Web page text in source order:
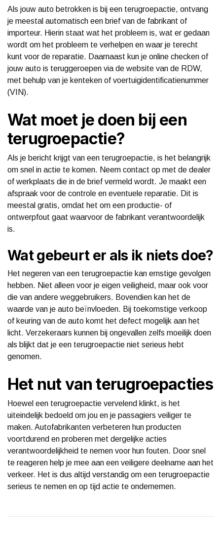
Als jouw auto betrokken is bij een terugroepactie, ontvang
je meestal automatisch een brief van de fabrikant of
importeur. Hierin staat wat het probleem is, wat er gedaan
wordt om het probleem te verhelpen en waar je terecht
kunt voor de reparatie. Daarnaast kun je online checken of
jouw auto is teruggeroepen via de website van de RDW,
met behulp van je kenteken of voertuigidentificatienummer
(VIN).
Wat moet je doen bij een
terugroepactie?
Als je bericht krijgt van een terugroepactie, is het belangrijk
om snel in actie te komen. Neem contact op met de dealer
of werkplaats die in de brief vermeld wordt. Je maakt een
afspraak voor de controle en eventuele reparatie. Dit is
meestal gratis, omdat het om een productie- of
ontwerpfout gaat waarvoor de fabrikant verantwoordelijk
is.
Wat gebeurt er als ik niets doe?
Het negeren van een terugroepactie kan ernstige gevolgen
hebben. Niet alleen voor je eigen veiligheid, maar ook voor
die van andere weggebruikers. Bovendien kan het de
waarde van je auto beïnvloeden. Bij toekomstige verkoop
of keuring van de auto komt het defect mogelijk aan het
licht. Verzekeraars kunnen bij ongevallen zelfs moeilijk doen
als blijkt dat je een terugroepactie niet serieus hebt
genomen.
Het nut van terugroepacties
Hoewel een terugroepactie vervelend klinkt, is het
uiteindelijk bedoeld om jou en je passagiers veiliger te
maken. Autofabrikanten verbeteren hun producten
voortdurend en proberen met dergelijke acties
verantwoordelijkheid te nemen voor hun fouten. Door snel
te reageren help je mee aan een veiligere deelname aan het
verkeer. Het is dus altijd verstandig om een terugroepactie
serieus te nemen en op tijd actie te ondernemen.